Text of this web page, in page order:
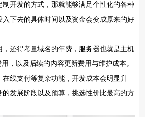
制开发的方式，那就能够满足个性化的各种
入下去的具体时间以及资金会变成原来的好
，还得考量域名的年费，服务器也就是主机
，以及后续的内容更新费用与维护成本。
在线支付等复杂功能，开发成本会明显升
的发展阶段以及预算，挑选性价比最高的方